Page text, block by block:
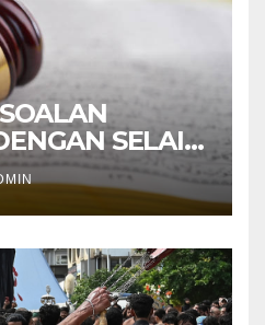
SELAIN
DALAM
SYARAH